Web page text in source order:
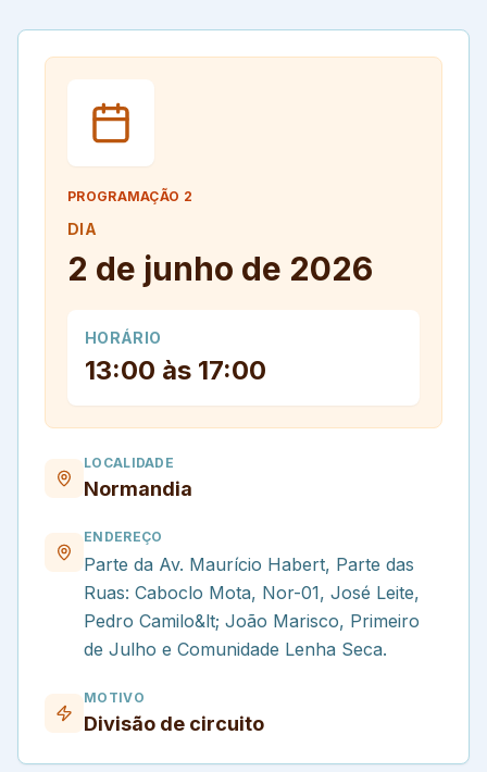
PROGRAMAÇÃO 2
DIA
2 de junho de 2026
HORÁRIO
13:00 às 17:00
LOCALIDADE
Normandia
ENDEREÇO
Parte da Av. Maurício Habert, Parte das
Ruas: Caboclo Mota, Nor-01, José Leite,
Pedro Camilo&lt; João Marisco, Primeiro
de Julho e Comunidade Lenha Seca.
MOTIVO
Divisão de circuito